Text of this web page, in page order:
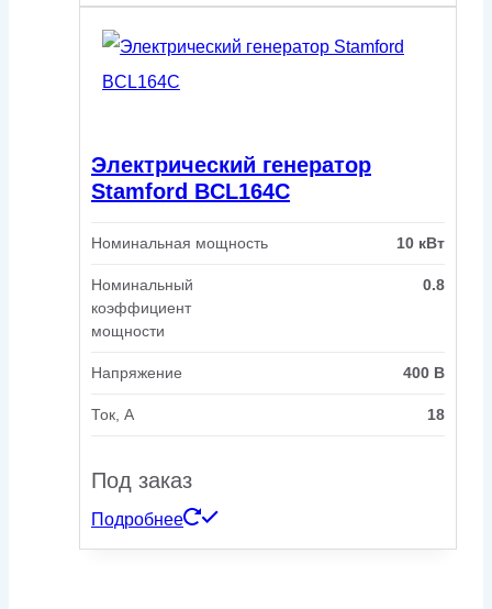
Электрический генератор
Stamford BCL164C
Номинальная мощность 10 кВт
Номинальный
коэффициент
мощности
0.8
Напряжение 400 В
Ток, А 18
Под заказ
Подробнее